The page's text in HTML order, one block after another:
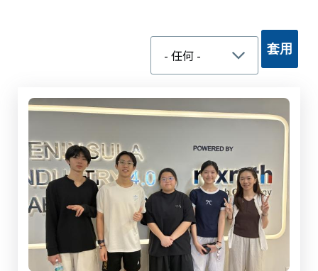
航